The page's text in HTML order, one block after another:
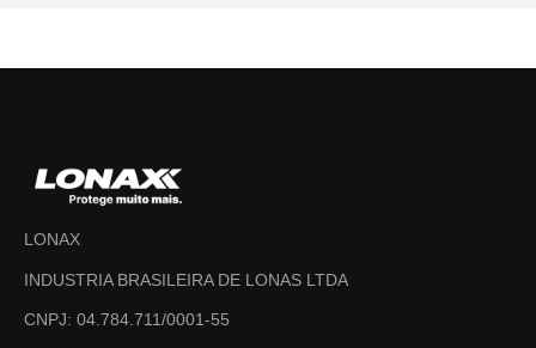
LONAX
INDUSTRIA BRASILEIRA DE LONAS LTDA
CNPJ: 04.784.711/0001-55